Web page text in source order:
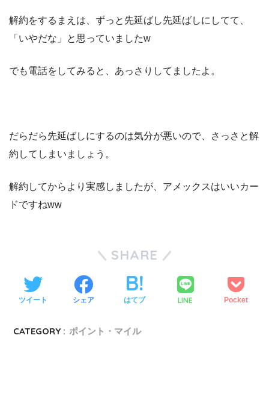
解約をするまえは、ずっと先延ばし先延ばしにしてて、
「いやだな」と思っていましたw
でも電話をしてみると、あっさりしてましたよ。
だらだら先延ばしにするのは気分が悪いので、さっさと解
約してしまいましょう。
解約してからより実感しましたが、アメックスはいいカー
ドですねww
SHARE
ツイート シェア はてブ LINE Pocket
CATEGORY : ポイント・マイル